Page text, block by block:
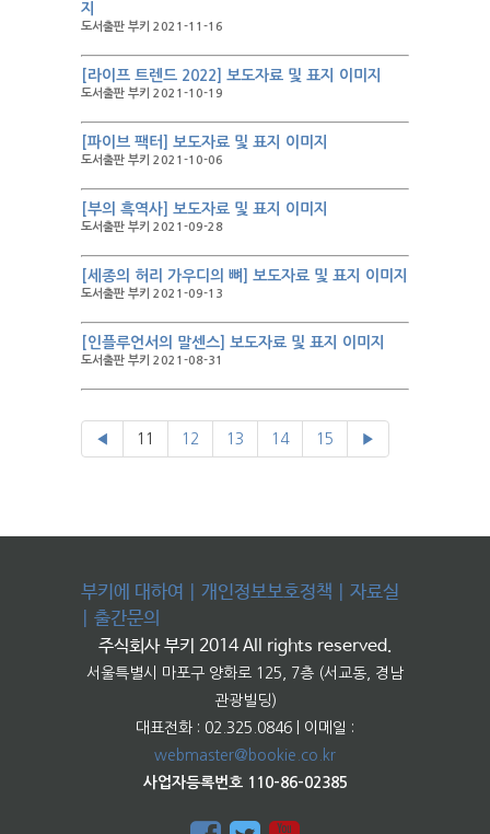
지
도서출판 부키 2021-11-16
[라이프 트렌드 2022] 보도자료 및 표지 이미지
도서출판 부키 2021-10-19
[파이브 팩터] 보도자료 및 표지 이미지
도서출판 부키 2021-10-06
[부의 흑역사] 보도자료 및 표지 이미지
도서출판 부키 2021-09-28
[세종의 허리 가우디의 뼈] 보도자료 및 표지 이미지
도서출판 부키 2021-09-13
[인플루언서의 말센스] 보도자료 및 표지 이미지
도서출판 부키 2021-08-31
◀ 11 12 13 14 15 ▶
부키에 대하여 개인정보보호정책
자료실
출간문의
주식회사 부키 2014 All rights reserved.
서울특별시 마포구 양화로 125, 7층 (서교동, 경남
관광빌딩)
대표전화 : 02.325.0846 | 이메일 :
webmaster@bookie.co.kr
사업자등록번호 110-86-02385